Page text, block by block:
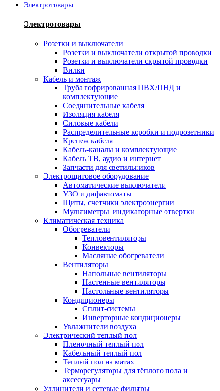
Электротовары
Электротовары
Розетки и выключатели
Розетки и выключатели открытой проводки
Розетки и выключатели скрытой проводки
Вилки
Кабель и монтаж
Труба гофрированная ПВХ/ПНД и
комплектующие
Соединительные кабеля
Изоляция кабеля
Силовые кабели
Распределительные коробки и подрозетники
Крепеж кабеля
Кабель-каналы и комплектующие
Кабель ТВ, аудио и интернет
Запчасти для светильников
Электрощитовое оборудование
Автоматические выключатели
УЗО и дифавтоматы
Щиты, счетчики электроэнергии
Мультиметры, индикаторные отвертки
Климатическая техника
Обогреватели
Тепловентиляторы
Конвекторы
Масляные обогреватели
Вентиляторы
Напольные вентиляторы
Настенные вентиляторы
Настольные вентиляторы
Кондиционеры
Сплит-системы
Инверторные кондиционеры
Увлажнители воздуха
Электрический теплый пол
Пленочный теплый пол
Кабельный теплый пол
Теплый пол на матах
Терморегуляторы для тёплого пола и
аксессуары
Удлинители и сетевые фильтры